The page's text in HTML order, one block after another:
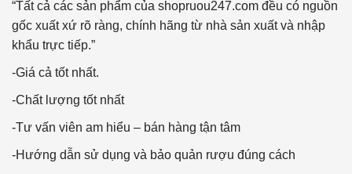
“Tất cả các sản phẩm của shopruou247.com đều có nguồn
gốc xuất xứ rõ ràng, chính hãng từ nhà sản xuất và nhập
khẩu trực tiếp.”
-Giá cả tốt nhất.
-Chất lượng tốt nhất
-Tư vấn viên am hiểu – bán hàng tận tâm
-Hướng dẫn sử dụng và bảo quản rượu đúng cách